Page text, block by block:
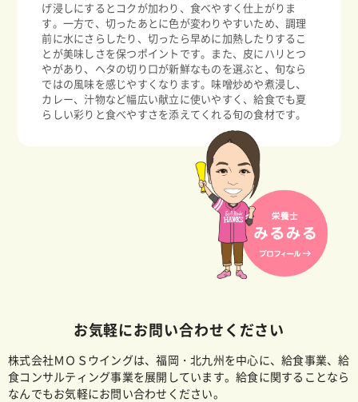
げ浸しにするとコクが加わり、食べやすく仕上がりま
す。一方で、切ったあとに色が変わりやすいため、調理
前に水にさらしたり、切ったら早めに加熱したりするこ
とが美味しさを保つポイントです。また、皮にハリとつ
やがあり、ヘタの切り口が新鮮なものを選ぶと、旬なら
ではの風味を感じやすくなります。味噌炒めや煮浸し、
カレー、汁物など幅広い献立に使いやすく、給食でも夏
らしい彩りと食べやすさを添えてくれる旬の食材です。
お気軽にお問い合わせください
株式会社ＭＯＳウイングは、福岡・北九州を中心に、給食事業、給
食コンサルティング事業を展開しています。給食に関することなら
なんでもお気軽にお問い合わせください。